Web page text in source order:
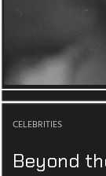
CELEBRITIES
Beyond